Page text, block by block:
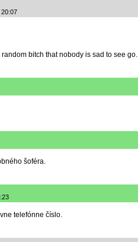
bitch that nobody is sad to see go.
šoféra.
telefónne číslo.